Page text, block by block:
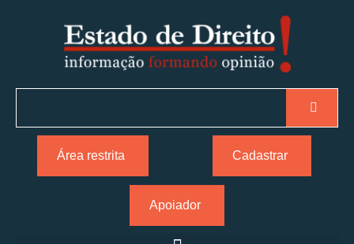
Área restrita Cadastrar
Apoiador